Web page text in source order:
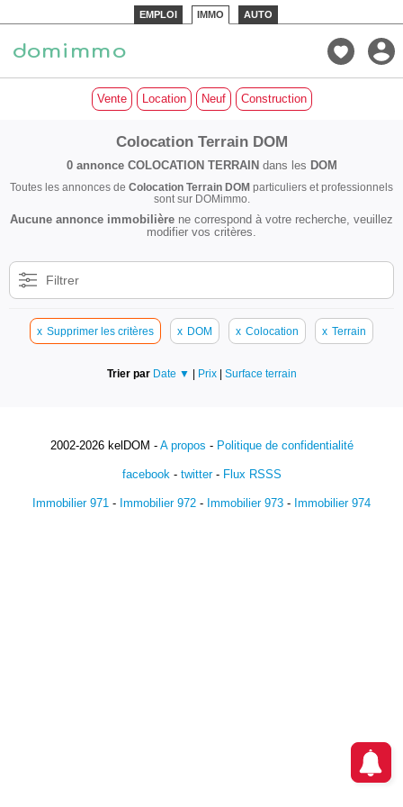
EMPLOI IMMO AUTO
Vente Location Neuf Construction
Colocation Terrain DOM
0 annonce COLOCATION TERRAIN dans les DOM
Toutes les annonces de Colocation Terrain DOM particuliers et professionnels
sont sur DOMimmo.
Aucune annonce immobilière ne correspond à votre recherche, veuillez
modifier vos critères.
Filtrer
x Supprimer les critères x DOM x Colocation x Terrain
Trier par Date ▼ | Prix | Surface terrain
2002-2026 kelDOM - A propos - Politique de confidentialité
facebook- twitter- Flux RSSS
Immobilier 971 - Immobilier 972 - Immobilier 973 - Immobilier 974